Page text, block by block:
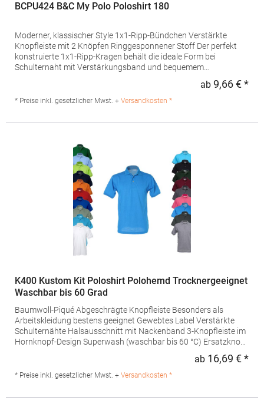
BCPU424 B&C My Polo Poloshirt 180
Moderner, klassischer Style 1x1-Ripp-Bündchen Verstärkte
Knopfleiste mit 2 Knöpfen Ringgesponnener Stoff Der perfekt
konstruierte 1x1-Ripp-Kragen behält die ideale Form bei
Schulternaht mit Verstärkungsband und bequemem
Besonders weiches Satin-EtikettPfegehinweis: 40 °C
waschbarTrockner geeignetBügeln erlaubtGrammatur: 180
Group SA Drève Richelle 161 Waterloo Office Park Building O, box
5 1410 Waterloo Belgien E-Mail: info@bc-collection.eu
ab 9,66 € *
* Preise inkl. gesetzlicher Mwst. + Versandkosten *
K400 Kustom Kit Poloshirt Polohemd Trocknergeeignet
Waschbar bis 60 Grad
Baumwoll-Piqué Abgeschrägte Knopfleiste Besonders als
Arbeitskleidung bestens geeignet Gewebtes Label Verstärkte
Schulternähte Halsausschnitt mit Nackenband 3-Knopfleiste im
Hornknopf-Design Superwash (waschbar bis 60 °C) Ersatzknopf
g/m²Materialzusammensetzung: 65% Polyester / 35%
BaumwolleAngaben zur Produktsicherheit: Herst.-Nr.:
ab 16,69 € *
* Preise inkl. gesetzlicher Mwst. + Versandkosten *